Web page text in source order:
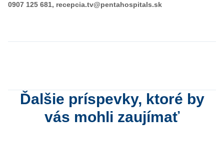
0907 125 681, recepcia.tv@pentahospitals.sk
Ďalšie príspevky, ktoré by
vás mohli zaujímať